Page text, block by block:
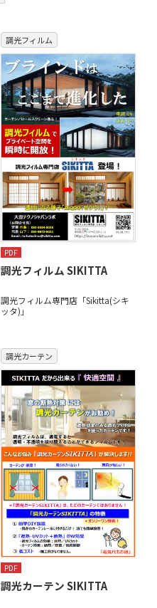
調光フィルム
PDF
調光フィルム SIKITTA
調光フィルム専門店「Sikitta(シキ
ッタ)」
調光カーテン
PDF
調光カーテン SIKITTA